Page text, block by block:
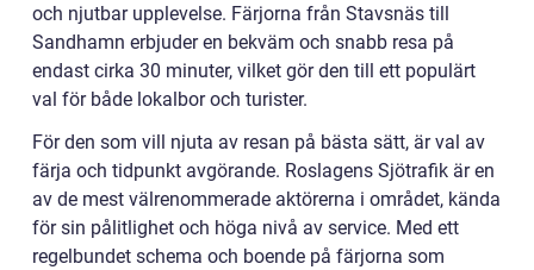
och njutbar upplevelse. Färjorna från Stavsnäs till
Sandhamn erbjuder en bekväm och snabb resa på
endast cirka 30 minuter, vilket gör den till ett populärt
val för både lokalbor och turister.
För den som vill njuta av resan på bästa sätt, är val av
färja och tidpunkt avgörande. Roslagens Sjötrafik är en
av de mest välrenommerade aktörerna i området, kända
för sin pålitlighet och höga nivå av service. Med ett
regelbundet schema och boende på färjorna som